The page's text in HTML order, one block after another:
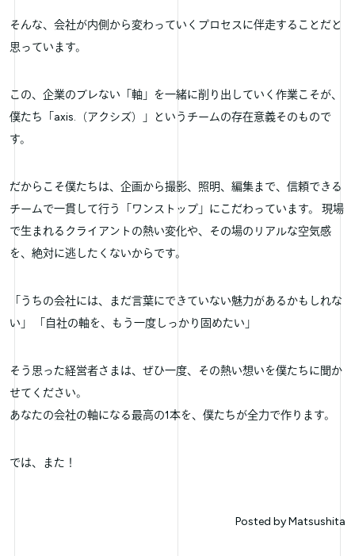
そんな、会社が内側から変わっていくプロセスに伴走することだと
思っています。
この、企業のブレない「軸」を一緒に削り出していく作業こそが、
僕たち「axis.（アクシズ）」というチームの存在意義そのもので
す。
だからこそ僕たちは、企画から撮影、照明、編集まで、信頼できる
チームで一貫して行う「ワンストップ」にこだわっています。 現場
で生まれるクライアントの熱い変化や、その場のリアルな空気感
を、絶対に逃したくないからです。
「うちの会社には、まだ言葉にできていない魅力があるかもしれな
い」 「自社の軸を、もう一度しっかり固めたい」
そう思った経営者さまは、ぜひ一度、その熱い想いを僕たちに聞か
せてください。
あなたの会社の軸になる最高の1本を、僕たちが全力で作ります。
では、また！
Posted byMatsushita